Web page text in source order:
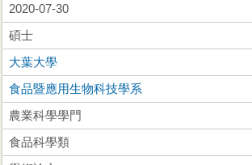
2020-07-30
碩士
大葉大學
食品暨應用生物科技學系
農業科學學門
食品科學類